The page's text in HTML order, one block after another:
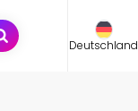
Deutschland